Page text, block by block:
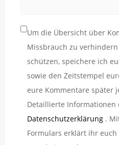
Um die Übersicht über
Missbrauch zu
schützen, speichere ich
sowie den Zeitstempel
eure Kommentare später
Detaillierte
Datenschutzerklärung .
Formulars erklärt ihr